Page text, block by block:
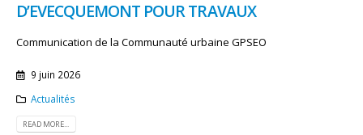
D’EVECQUEMONT POUR TRAVAUX
Communication de la Communauté urbaine GPSEO
9 juin 2026
Actualités
READ MORE...